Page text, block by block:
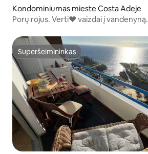
Kondominiumas mieste Costa Adeje
Porų rojus. Verti❤️️ vaizdai į vandenyną.
Superšeimininkas
Superšeimininkas